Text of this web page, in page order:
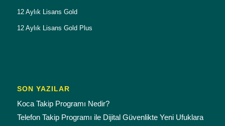
12 Aylık Lisans Gold
12 Aylık Lisans Gold Plus
SON YAZILAR
Koca Takip Programı Nedir?
Telefon Takip Programı ile Dijital Güvenlikte Yeni Ufuklara